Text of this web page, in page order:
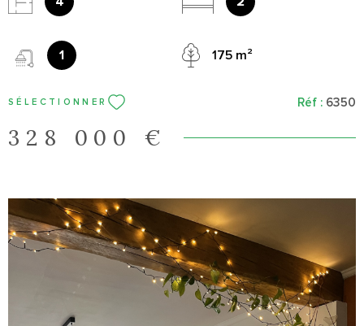
1 175 m²
SÉLECTIONNER Réf : 6350
328 000 €